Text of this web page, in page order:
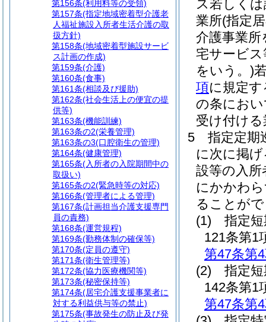
ス若しく
業所(指定
介護事業
宅サービス
をいう。)
項に規定
の条にお
受け付け
5
指定定期
に次に掲
設等の入
にかかわ
ることが
(1)
指定
121条第1
第47条第
(2)
指定
142条第1
第47条第
第156条(利用料等の受領)
第157条(指定地域密着型介護老
人福祉施設入所者生活介護の取
扱方針)
第158条(地域密着型施設サービ
ス計画の作成)
第159条(介護)
第160条(食事)
第161条(相談及び援助)
第162条(社会生活上の便宜の提
供等)
第163条(機能訓練)
第163条の2(栄養管理)
第163条の3(口腔衛生の管理)
第164条(健康管理)
第165条(入所者の入院期間中の
取扱い)
第165条の2(緊急時等の対応)
第166条(管理者による管理)
第167条(計画担当介護支援専門
員の責務)
第168条(運営規程)
第169条(勤務体制の確保等)
第170条(定員の遵守)
第171条(衛生管理等)
第172条(協力医療機関等)
第173条(秘密保持等)
第174条(居宅介護支援事業者に
対する利益供与等の禁止)
第175条(事故発生の防止及び発